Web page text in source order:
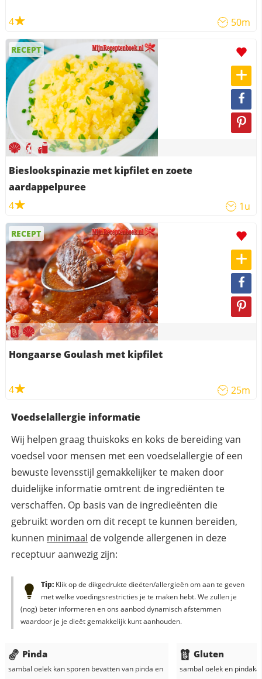
4 50m
RECEPT
Bieslookspinazie met kipfilet en zoete
aardappelpuree
4
1u
RECEPT
Hongaarse Goulash met kipfilet
4 25m
Voedselallergie informatie
Wij helpen graag thuiskoks en koks de bereiding van
voedsel voor mensen met een voedselallergie of een
bewuste levensstijl gemakkelijker te maken door
duidelijke informatie omtrent de ingrediënten te
verschaffen. Op basis van de ingredieënten die
gebruikt worden om dit recept te kunnen bereiden,
kunnen minimaal de volgende allergenen in deze
receptuur aanwezig zijn:
Tip:Klik op de dikgedrukte dieëten/allergieën om aan te geven
met welke voedingsrestricties je te maken hebt. We zullen je
(nog) beter informeren en ons aanbod dynamisch afstemmen
waardoor je je dieët gemakkelijk kunt aanhouden.
Pinda
sambal oelekkan sporen bevatten van pinda en
Gluten
sambal oeleken